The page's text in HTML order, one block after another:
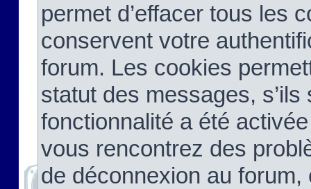
permet d’effacer tous les
conservent votre
forum. Les cookies
statut des messages,
fonctionnalité a été
vous rencontrez des
de déconnexion au